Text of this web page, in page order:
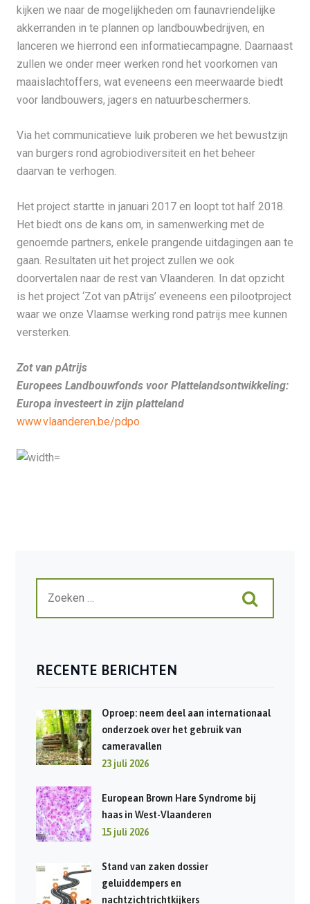
kijken we naar de mogelijkheden om faunavriendelijke
akkerranden in te plannen op landbouwbedrijven, en
lanceren we hierrond een informatiecampagne. Daarnaast
zullen we onder meer werken rond het voorkomen van
maaislachtoffers, wat eveneens een meerwaarde biedt
voor landbouwers, jagers en natuurbeschermers.
Via het communicatieve luik proberen we het bewustzijn
van burgers rond agrobiodiversiteit en het beheer
daarvan te verhogen.
Het project startte in januari 2017 en loopt tot half 2018.
Het biedt ons de kans om, in samenwerking met de
genoemde partners, enkele prangende uitdagingen aan te
gaan. Resultaten uit het project zullen we ook
doorvertalen naar de rest van Vlaanderen. In dat opzicht
is het project ‘Zot van pAtrijs’ eveneens een pilootproject
waar we onze Vlaamse werking rond patrijs mee kunnen
versterken.
Zot van pAtrijs
Europees Landbouwfonds voor Plattelandsontwikkeling:
Europa investeert in zijn platteland
www.vlaanderen.be/pdpo
RECENTE BERICHTEN
Oproep: neem deel aan internationaal
onderzoek over het gebruik van
cameravallen
23 juli 2026
European Brown Hare Syndrome bij
haas in West-Vlaanderen
15 juli 2026
Stand van zaken dossier
geluiddempers en
nachtzichtrichtkijkers